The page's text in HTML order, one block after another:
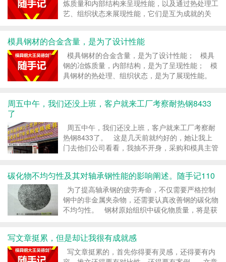
炼质量和内部结构来呈现性能，以及通过热处理工
艺、组织状态来展现性能，它们是互为成就的关
得到，中间需要有人帮你...
模具钢材的合金含量，是为了设计性能
模具钢材的合金含量，是为了设计性能； 模具
钢的冶炼质量，内部结构，是为了呈现性能； 模
具钢材的热处理、组织状态，是为了展现性能。
周五中午，我们还没上班，客户就来工厂考察耐热钢8433
了
周五中午，我们还没上班，客户就来工厂考察耐
热钢8433了。 这是几天前就约好的，她让我上
门去他们公司看看，我抽不开身，采购和模具主管
碳化物不均匀性及其对轴承钢性能的影响阐述。随手记110
为了提高轴承钢的疲劳寿命，不仅需要严格控制
钢中的非金属夹杂物，还需要认真改善钢的碳化物
不均匀性。 钢材原始组织中碳化物质量，将是获
均匀...
写文章挺累，但是却让我很有成就感
写文章挺累的，首先你得要有灵感，还得要有内